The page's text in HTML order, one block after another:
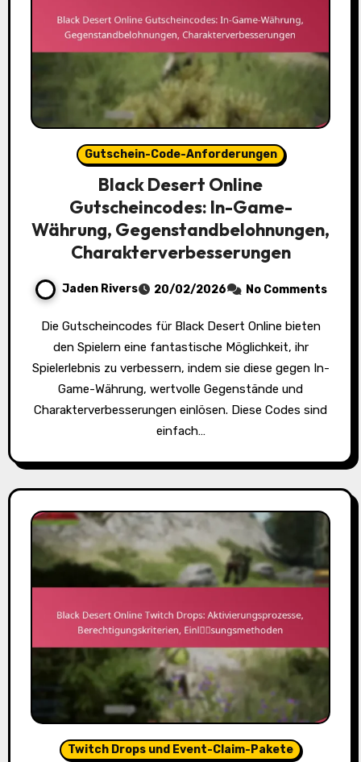
Gutschein-Code-Anforderungen
Black Desert Online
Gutscheincodes: In-Game-
Währung, Gegenstandbelohnungen,
Charakterverbesserungen
Jaden Rivers 20/02/2026 No Comments
Die Gutscheincodes für Black Desert Online bieten
den Spielern eine fantastische Möglichkeit, ihr
Spielerlebnis zu verbessern, indem sie diese gegen In-
Game-Währung, wertvolle Gegenstände und
Charakterverbesserungen einlösen. Diese Codes sind
einfach…
Twitch Drops und Event-Claim-Pakete